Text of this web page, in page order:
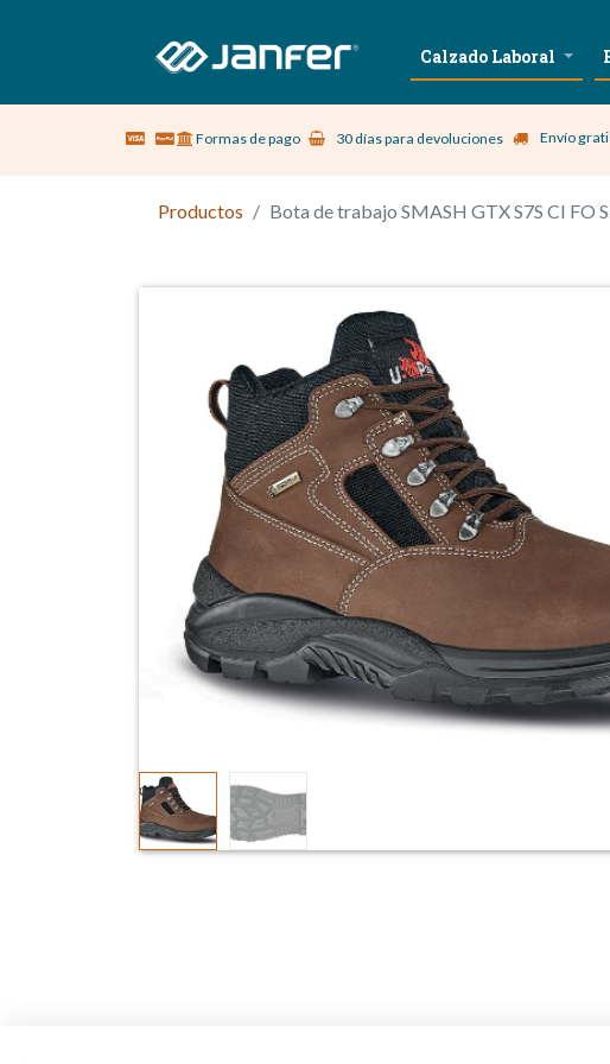
Sobre nosotros Vestuario Laboral Calzado Laboral
Formas de pago 30 días para devoluciones Envío
Productos Bota de trabajo SMASH GTX S7S CI FO